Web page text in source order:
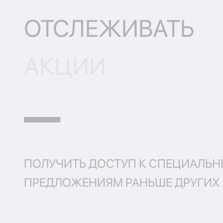
ОТСЛЕЖИВАТЬ
ПОЛУЧИТЬ ДОСТУП К
ПРЕДЛОЖЕНИЯМ РАНЬШЕ ДРУГИХ